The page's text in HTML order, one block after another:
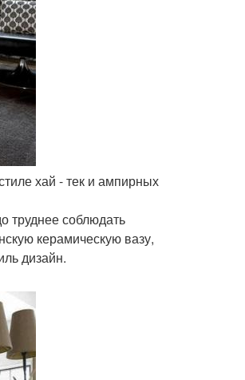
хай - тек и ампирных
труднее соблюдать
керамическую вазу,
дизайн.